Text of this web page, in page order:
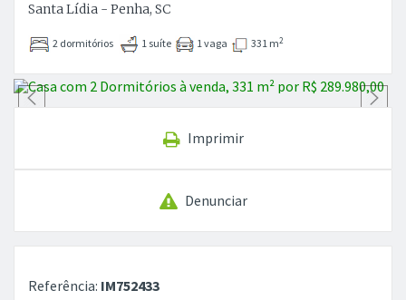
Santa Lídia - Penha, SC
2 dormitórios 1 suíte 1 vaga 331 m2
Anterior
Imprimir
Denunciar
Referência: IM752433